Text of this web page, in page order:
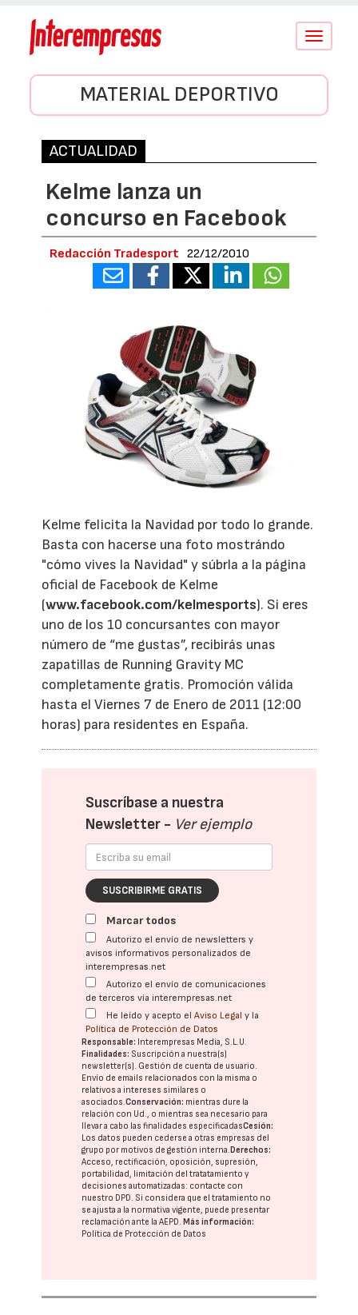
Conmutar
MATERIAL DEPORTIVO
ACTUALIDAD
Kelme lanza un
concurso en Facebook
Redacción Tradesport 22/12/2010
Kelme felicita la Navidad por todo lo grande.
Basta con hacerse una foto mostrándo
"cómo vives la Navidad" y súbrla a la página
oficial de Facebook de Kelme
(www.facebook.com/kelmesports). Si eres
uno de los 10 concursantes con mayor
número de “me gustas”, recibirás unas
zapatillas de Running Gravity MC
completamente gratis. Promoción válida
hasta el Viernes 7 de Enero de 2011 (12:00
horas) para residentes en España.
Suscríbase a nuestra
Newsletter - Ver ejemplo
SUSCRIBIRME GRATIS
Marcar todos
Autorizo el envío de newsletters y
avisos informativos personalizados de
interempresas.net
Autorizo el envío de comunicaciones
de terceros vía interempresas.net
He leído y acepto elAviso Legal y la
Política de Protección de Datos
Responsable: Interempresas Media, S.L.U.
Finalidades: Suscripción a nuestra(s)
newsletter(s). Gestión de cuenta de usuario.
Envío de emails relacionados con la misma o
relativos a intereses similares o
asociados.Conservación: mientras dure la
relación con Ud., o mientras sea necesario para
llevar a cabo las finalidades especificadasCesión:
Los datos pueden cederse a otras empresas del
grupo por motivos de gestión interna. Derechos:
Acceso, rectificación, oposición, supresión,
portabilidad, limitación del tratatamiento y
decisiones automatizadas: contacte con
nuestro DPD. Si considera que el tratamiento no
se ajusta a la normativa vigente, puede presentar
reclamación ante laAEPD. Más información:
Política de Protección de Datos